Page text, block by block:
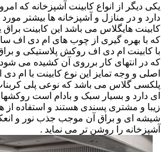
یکی دیگر از انواع کابینت آشپزخانه که
دارد و در منازل و آشپزخانه ها بیشتر
کابینت هایگلاس می باشد این کابینت
که با بهره گیری از چوب های ام دی اف
با کابینت ام دی اف روکش پلاستیکی و
که در انتهای کار برروی آن کشیده می
اصلی و وجه تمایز این نوع کابینت با
پلکسی گلاس می باشد که نوعی پلی
ای دارد و بسیار سبک و بادام است
زیبا و مشتری پسندی هستند و استفاده
شیشه ای و براق آن موجب جذب نور و
آشپزخانه را روشن تر می نماید .